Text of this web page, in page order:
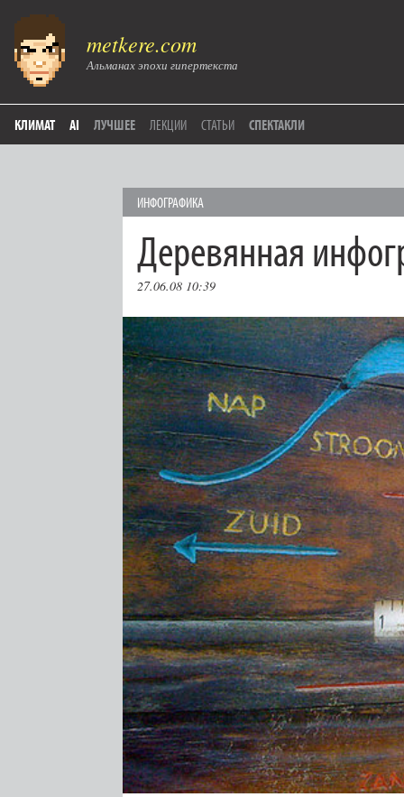
metkere.com
Альманах эпохи гипертекста
КЛИМАТ AI ЛУЧШЕЕ ЛЕКЦИИ СТАТЬИ СПЕКТАКЛИ
ИНФОГРАФИКА
Деревянная
27.06.08 10:39